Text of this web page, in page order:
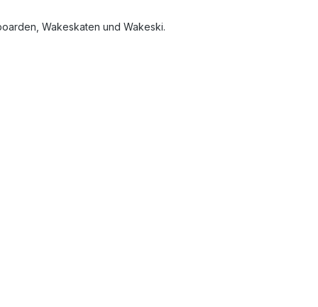
Wakeskaten und Wakeski.